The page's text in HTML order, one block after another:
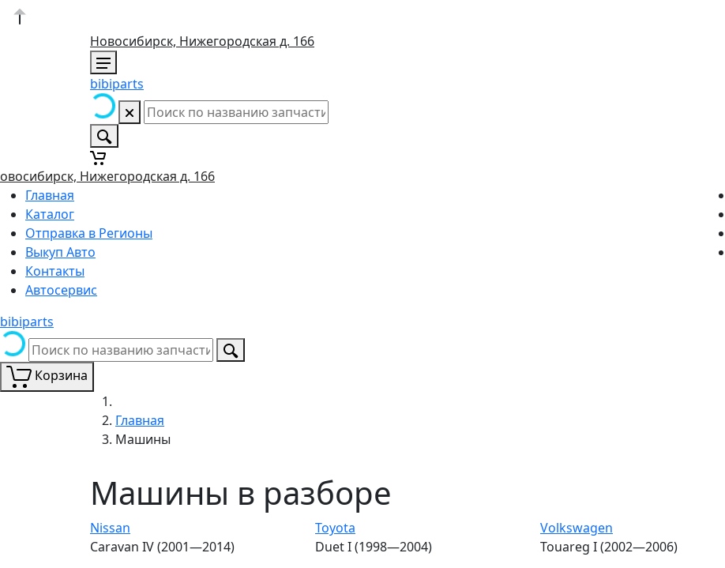
Новосибирск, Нижегородская д. 166
bibiparts
Нижегородская д. 166
Главная
Каталог
Отправка в Регионы
Выкуп Авто
Контакты
Автосервис
bibiparts
Корзина
Главная
Машины
Машины в разборе
Nissan
Caravan IV (2001—2014)
Toyota
Duet I (1998—2004)
Volkswagen
Touareg I (2002—2006)